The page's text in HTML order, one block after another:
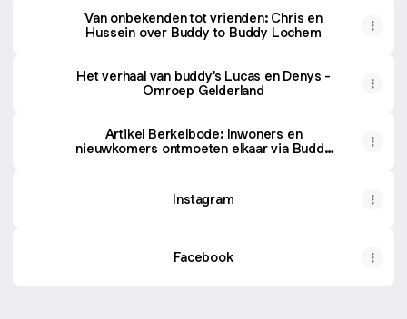
Van onbekenden tot vrienden: Chris en
Hussein over Buddy to Buddy Lochem
Het verhaal van buddy's Lucas en Denys -
Omroep Gelderland
Artikel Berkelbode: Inwoners en
nieuwkomers ontmoeten elkaar via Buddy
Instagram
Facebook